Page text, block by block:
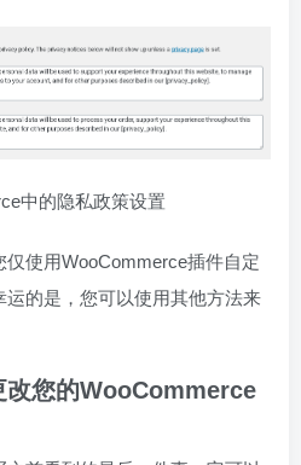
中的隐私政策设置
使用WooCommerce插件自定
运的是，您可以使用其他方法来
改您的WooCommerce